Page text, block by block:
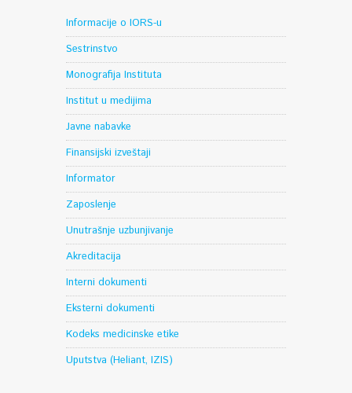
Informacije o IORS-u
Sestrinstvo
Monografija Instituta
Institut u medijima
Javne nabavke
Finansijski izveštaji
Informator
Zaposlenje
Unutrašnje uzbunjivanje
Akreditacija
Interni dokumenti
Eksterni dokumenti
Kodeks medicinske etike
Uputstva (Heliant, IZIS)